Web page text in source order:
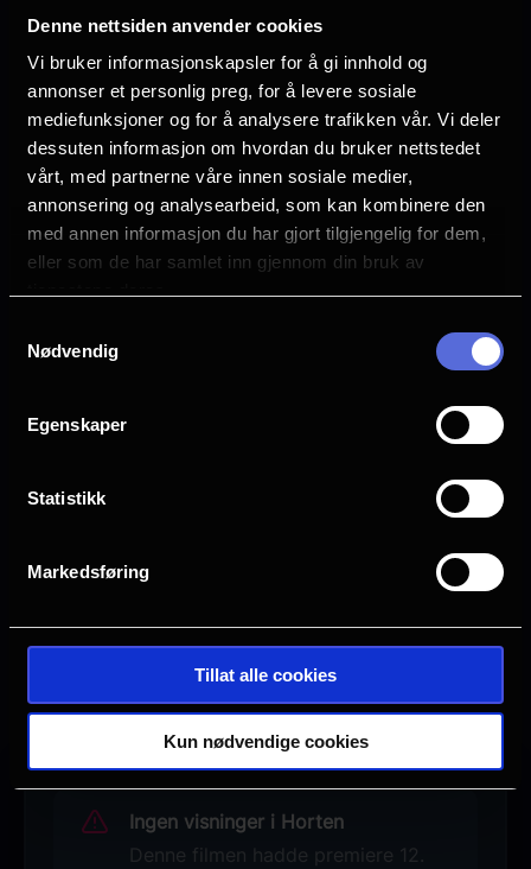
Denne nettsiden anvender cookies
Vi bruker informasjonskapsler for å gi innhold og
annonser et personlig preg, for å levere sosiale
mediefunksjoner og for å analysere trafikken vår. Vi deler
dessuten informasjon om hvordan du bruker nettstedet
vårt, med partnerne våre innen sosiale medier,
annonsering og analysearbeid, som kan kombinere den
med annen informasjon du har gjort tilgjengelig for dem,
eller som de har samlet inn gjennom din bruk av
Nødvendig
Egenskaper
Statistikk
Markedsføring
Tillat alle cookies
Kun nødvendige cookies
Se galleri
Michael Tiddes
Vurdering: (116 stemmer 60.10%)
Rollebesetning
Regina Hall
Anna Faris
Marlon Wayans
Damon Wayans Jr.
Chris Elliott
United International Pictures
Se mer
Ingen visninger i Horten
Denne filmen hadde premiere 12.